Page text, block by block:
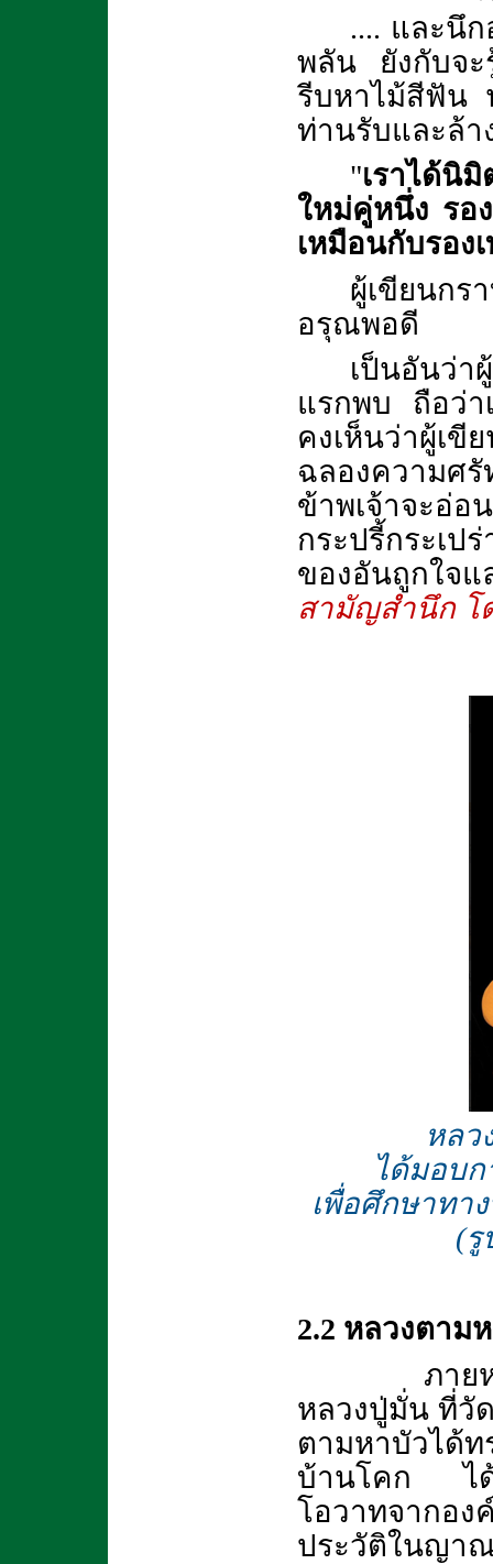
.... และนึ
พลัน ยังกับจะ
รีบหาไม้สีฟัน
ท่านรับและล้า
"เราได้นิ
ใหม่คู่หนึ่ง รอ
เหมือนกับรอง
ผู้เขียนกร
อรุณพอดี
เป็นอันว่า
แรกพบ ถือว่า
คงเห็นว่าผู้เ
ฉลองความศ
ข้าพเจ้าจะ
กระปรี้กระเ
ของอันถูกใจแ
สามัญสำนึก โ
หล
ได้มอบ
เพื่อศึกษาทา
(
2.2 หลวงตา
ภายหลังจ
หลวงปู่มั่น ที่วั
ตามหาบัวได้
บ้านโคก ได้
โอวาทจาก
ประวัติในญา